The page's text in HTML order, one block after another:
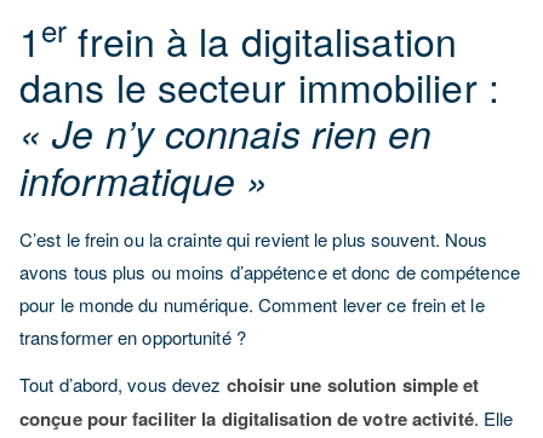
1 er frein à la digitalisation
dans le secteur immobilier :
« Je n’y connais rien en
informatique »
C’est le frein ou la crainte qui revient le plus souvent. Nous
avons tous plus ou moins d’appétence et donc de compétence
pour le monde du numérique. Comment lever ce frein et le
transformer en opportunité ?
Tout d’abord, vous devez choisir une solution simple et
conçue pour faciliter la digitalisation de votre activité. Elle